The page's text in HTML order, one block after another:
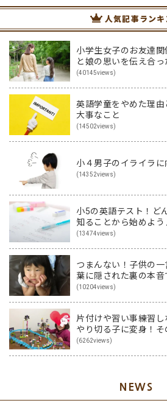
人気記事ランキ
小学生女子のお友達
と娘の思いを伝え合
(40145views)
英語学童をやめた理
大事なこと
(14502views)
小４男子のイライラ
(14352views)
小5の英語テスト！ど
知ることから始めよ
(13474views)
つまんない！子供の
葉に隠された裏の本音
(10204views)
片付けや習い事練習
やり切る子に変身！そ
(6262views)
NEWS